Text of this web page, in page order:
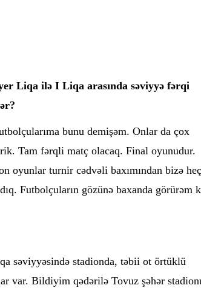
Liqa ilə I Liqa arasında səviyyə fərqi
bunu demişəm. Onlar da çox
Tam fərqli matç olacaq. Final oyunudur.
oyunlar turnir cədvəli baxımından bizə heç
Futbolçuların gözünə baxanda görürəm
səviyyəsində stadionda, təbii ot örtüklü
var. Bildiyim qədərilə Tovuz şəhər